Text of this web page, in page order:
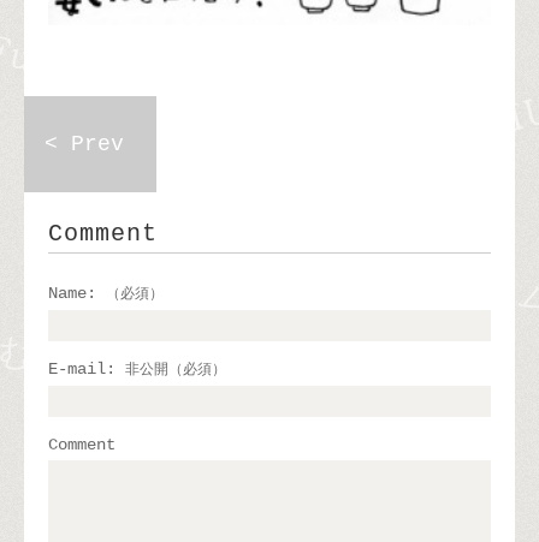
< Prev
Comment
Name: （必須）
E-mail: 非公開（必須）
Comment